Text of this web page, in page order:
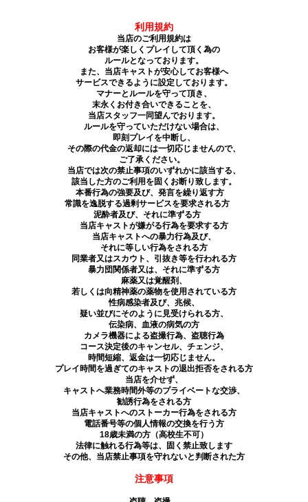
利用規約
当店のご利用規約は
お客様が楽しくプレイして頂く為の
ルールとなっております。
また、当店キャストが安心してお客様へ
サービスできるように設定しております。
マナーとルールを守って頂き、
末永くお付き合いできることを、
当店スタッフ一同望んでおります。
ルールを守っていただけない場合は、
即刻プレイを中断し、
その際の代金の返却には一切応じませんので、
ご了承ください。
当店では次の禁止事項のいずれかに該当する、
該当した方のご利用を固くお断り致します。
本番行為の強要及び、発言を繰り返す方
常識を逸脱する過剰サービスを要求される方
泥酔者及び、それに準ずる方
当店キャストが嫌がる行為を要求する方
当店キャストへの暴力行為及び、
それに等しい行為をされる方
同業者又はスカウト、引抜き等を行われる方
暴力団関係者又は、それに準ずる方
麻薬又は覚醒剤、
若しくは向精神薬の薬物を使用されている方
性病感染者及び、兆候、
疑い並びにそのように見受けられる方、
伝染病、血液の病気の方
カメラ機器による盗撮行為、盗聴行為
コース決定後のキャンセル、チェンジ、
時間短縮、返金は一切応じません。
プレイ時間を過ぎてのキャストの退出拒否をされる方
当店を介せず、
キャストへ業務時間外等のプライベートな交渉、
勧誘行為をされる方
当店キャストへのストーカー行為をされる方
電話番号等の個人情報の交換を行う方
18歳未満の方（高校生不可）
法律に触れる行為等は、固く禁止致します
その他、当店禁止事項を守れないと判断された方
注意事項